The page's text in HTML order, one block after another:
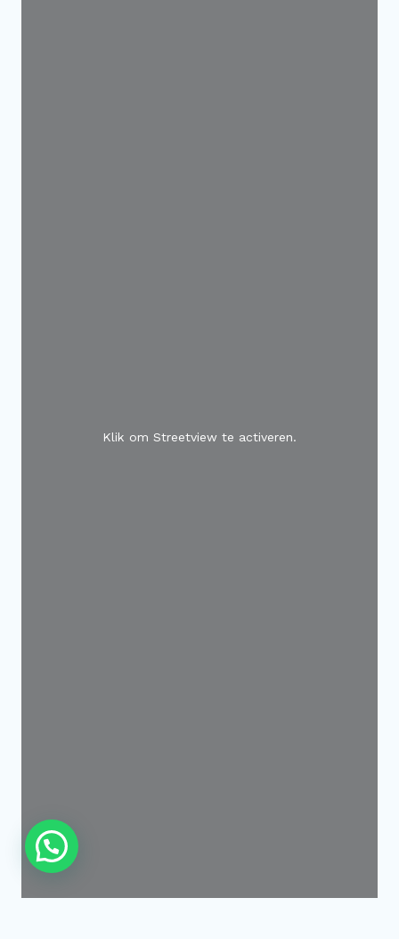
Klik om Streetview te activeren.